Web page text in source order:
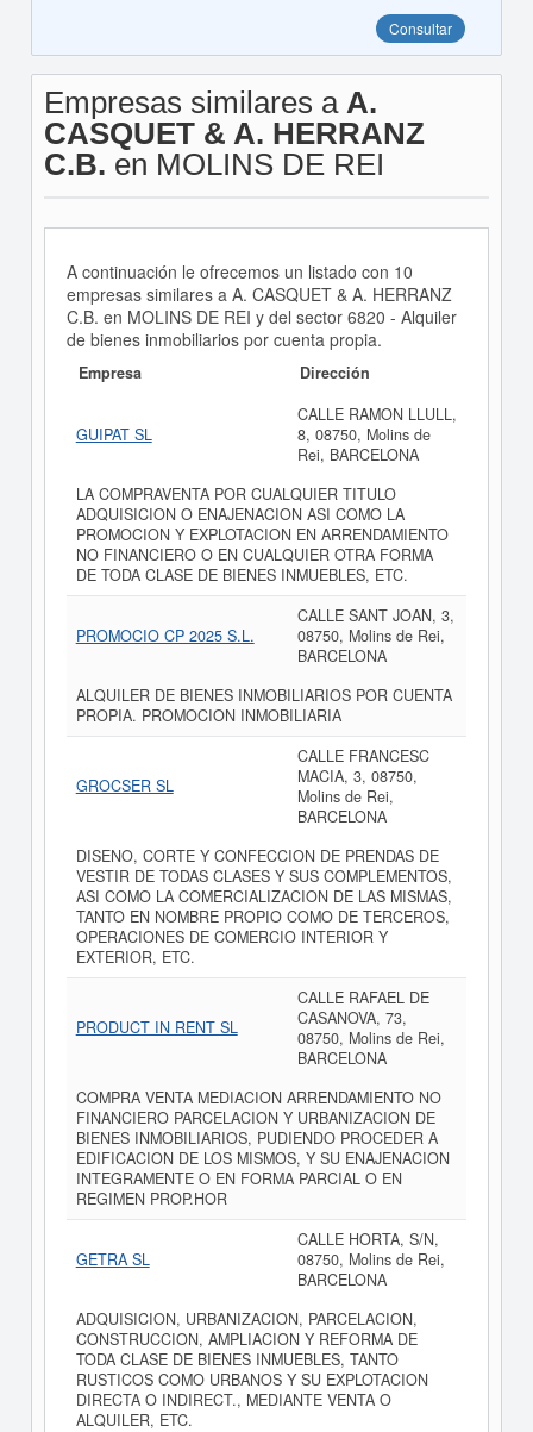
Consultar
Empresas similares a A.
CASQUET & A. HERRANZ
C.B. en MOLINS DE REI
A continuación le ofrecemos un listado con 10
empresas similares a A. CASQUET & A. HERRANZ
C.B. en MOLINS DE REI y del sector 6820 - Alquiler
de bienes inmobiliarios por cuenta propia.
Empresa Dirección
GUIPAT SL
CALLE RAMON LLULL,
8, 08750, Molins de
Rei, BARCELONA
LA COMPRAVENTA POR CUALQUIER TITULO
ADQUISICION O ENAJENACION ASI COMO LA
PROMOCION Y EXPLOTACION EN ARRENDAMIENTO
NO FINANCIERO O EN CUALQUIER OTRA FORMA
DE TODA CLASE DE BIENES INMUEBLES, ETC.
PROMOCIO CP 2025 S.L.
CALLE SANT JOAN, 3,
08750, Molins de Rei,
BARCELONA
ALQUILER DE BIENES INMOBILIARIOS POR CUENTA
PROPIA. PROMOCION INMOBILIARIA
GROCSER SL
CALLE FRANCESC
MACIA, 3, 08750,
Molins de Rei,
BARCELONA
DISENO, CORTE Y CONFECCION DE PRENDAS DE
VESTIR DE TODAS CLASES Y SUS COMPLEMENTOS,
ASI COMO LA COMERCIALIZACION DE LAS MISMAS,
TANTO EN NOMBRE PROPIO COMO DE TERCEROS,
OPERACIONES DE COMERCIO INTERIOR Y
EXTERIOR, ETC.
PRODUCT IN RENT SL
CALLE RAFAEL DE
CASANOVA, 73,
08750, Molins de Rei,
BARCELONA
COMPRA VENTA MEDIACION ARRENDAMIENTO NO
FINANCIERO PARCELACION Y URBANIZACION DE
BIENES INMOBILIARIOS, PUDIENDO PROCEDER A
EDIFICACION DE LOS MISMOS, Y SU ENAJENACION
INTEGRAMENTE O EN FORMA PARCIAL O EN
REGIMEN PROP.HOR
GETRA SL
CALLE HORTA, S/N,
08750, Molins de Rei,
BARCELONA
ADQUISICION, URBANIZACION, PARCELACION,
CONSTRUCCION, AMPLIACION Y REFORMA DE
TODA CLASE DE BIENES INMUEBLES, TANTO
RUSTICOS COMO URBANOS Y SU EXPLOTACION
DIRECTA O INDIRECT., MEDIANTE VENTA O
ALQUILER, ETC.